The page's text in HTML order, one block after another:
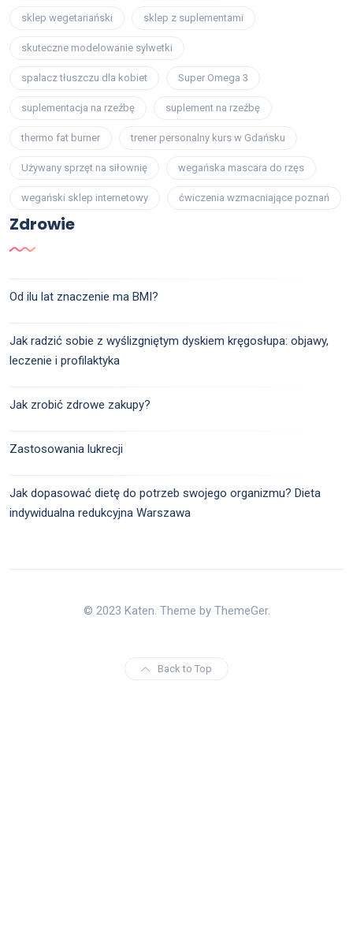
sklep wegetariański sklep z suplementami
skuteczne modelowanie sylwetki
spalacz tłuszczu dla kobiet Super Omega 3
suplementacja na rzeźbę suplement na rzeźbę
thermo fat burner trener personalny kurs w Gdańsku
Używany sprzęt na siłownię wegańska mascara do rzęs
wegański sklep internetowy ćwiczenia wzmacniające poznań
Zdrowie
Od ilu lat znaczenie ma BMI?
Jak radzić sobie z wyślizgniętym dyskiem kręgosłupa: objawy,
leczenie i profilaktyka
Jak zrobić zdrowe zakupy?
Zastosowania lukrecji
Jak dopasować dietę do potrzeb swojego organizmu? Dieta
indywidualna redukcyjna Warszawa
© 2023 Katen. Theme by ThemeGer.
Back to Top